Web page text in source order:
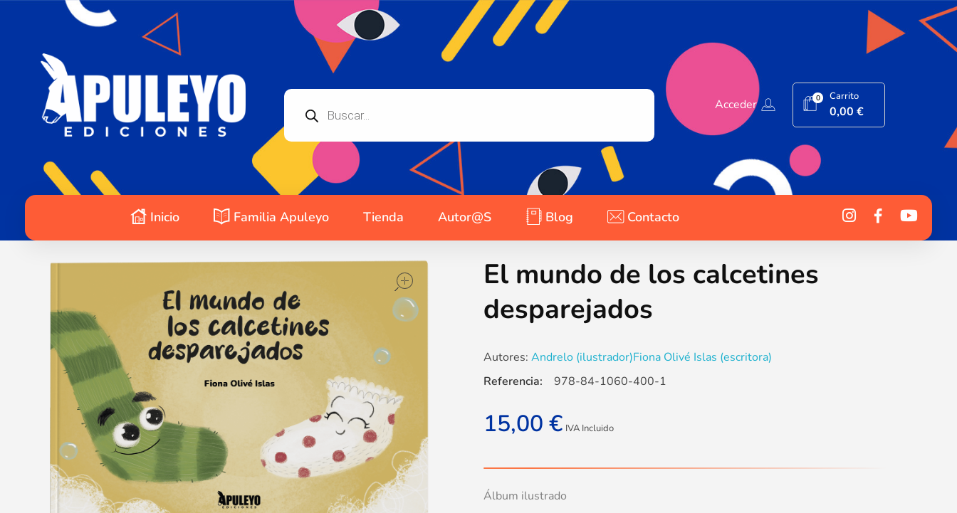
Acceder 0 Carrito
0,00€
Inicio Familia Apuleyo Tienda Autor@s Blog Contacto
El mundo de los calcetines
desparejados
Autores: Andrelo (ilustrador)Fiona Olivé Islas (escritora)
15,00 € IVA Incluido
Álbum ilustrado
Referencia: 978-84-1060-400-1